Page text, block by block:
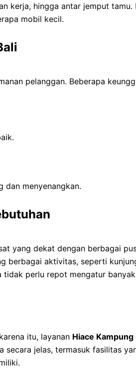
kerja, hingga antar jemput
mobil kecil.
pelanggan. Beberapa
dan menyenangkan.
yang dekat dengan berbagai
berbagai aktivitas, seperti
perlu repot mengatur
itu, layanan Hiace Kampung
jelas, termasuk fasilitas